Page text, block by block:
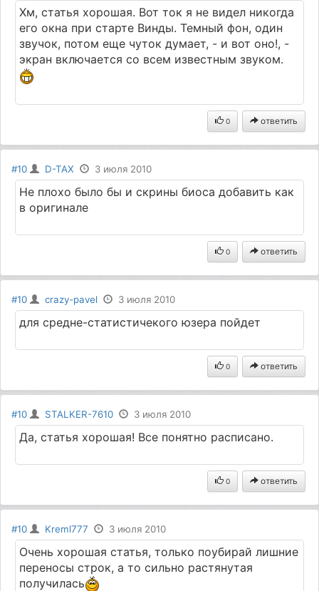
Хм, статья хорошая. Вот ток я не видел никогда
его окна при старте Винды. Темный фон, один
звучок, потом еще чуток думает, - и вот оно!, -
экран включается со всем известным звуком.
0 ответить
#10 D-TAX 3 июля 2010
Не плохо было бы и скрины биоса добавить как
в оригинале
0 ответить
#10 crazy-pavel 3 июля 2010
для средне-статистичекого юзера пойдет
0 ответить
#10 STALKER-7610 3 июля 2010
Да, статья хорошая! Все понятно расписано.
0 ответить
#10 Kreml777 3 июля 2010
Очень хорошая статья, только поубирай лишние
переносы строк, а то сильно растянутая
получилась